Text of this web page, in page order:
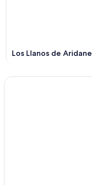
Los Llanos de Aridane